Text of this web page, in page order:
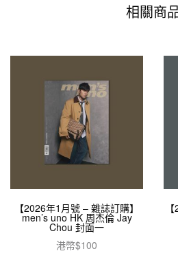
相關商
【2026年1月號 – 雜誌訂購】
men’s uno HK 周杰倫 Jay
Chou 封面一
港幣$100